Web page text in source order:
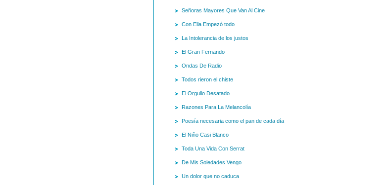
Señoras Mayores Que Van Al Cine
Con Ella Empezó todo
La Intolerancia de los justos
El Gran Fernando
Ondas De Radio
Todos rieron el chiste
El Orgullo Desatado
Razones Para La Melancolía
Poesía necesaria como el pan de cada día
El Niño Casi Blanco
Toda Una Vida Con Serrat
De Mis Soledades Vengo
Un dolor que no caduca